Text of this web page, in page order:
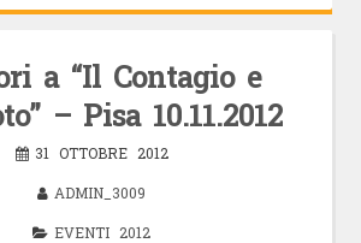
a “Il Contagio e
– Pisa 10.11.2012
31 OTTOBRE 2012
ADMIN_3009
EVENTI 2012